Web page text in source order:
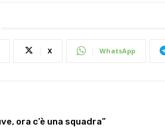
X WhatsApp
ora c’è una squadra”